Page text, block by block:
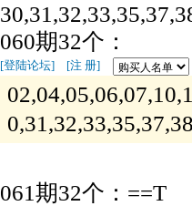
060期32个：
[登陆论坛] [注 册]
061期32个：==T